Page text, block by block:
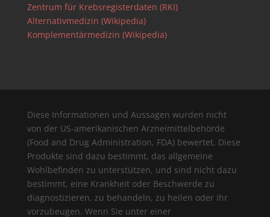
Zentrum für Krebsregisterdaten (RKI)
Alternativmedizin (Wikipedia)
Komplementärmedizin (Wikipedia)
Diese Informationen und Aussagen wurden nicht
von der US-amerikanischen Arzneimittelbehörde
(Food and Drug Administration, FDA) bewertet. Diese
Produkte sind dazu bestimmt, das allgemeine
Wohlbefinden zu unterstützen, und sind nicht dazu
bestimmt, eine Krankheit oder Beschwerde zu
diagnostizieren, zu behandeln, zu heilen oder ihr
vorzubeugen. Wenn Sie unter einer